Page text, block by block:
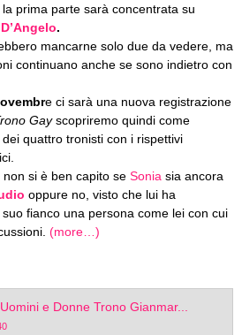
la prima parte sarà concentrata su
.
mancarne solo due da vedere, ma
continuano anche se sono indietro con
e ci sarà una nuova registrazione
Gayscopriremo quindi come
quattro tronisti con i rispettivi
si è ben capito se Sonia sia ancora
oppure no, visto che lui ha
fianco una persona come lei con cui
(more…)
e Donne Trono Gianmar...